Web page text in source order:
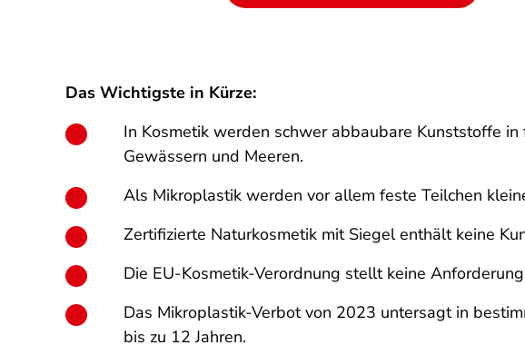
Das Wichtigste in Kürze:
In Kosmetik werden schwer abbaubare Kunststoffe
Gewässern und Meeren.
Als Mikroplastik werden vor allem feste Teilchen
Zertifizierte Naturkosmetik mit Siegel enthält keine
Die EU-Kosmetik-Verordnung stellt keine
Das Mikroplastik-Verbot von 2023 untersagt in
bis zu 12 Jahren.